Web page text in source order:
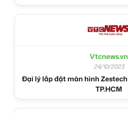
Vtcnews.vn
24/10/2023
Đại lý lắp đặt màn hình
TP.HCM